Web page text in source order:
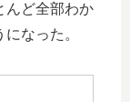
んど全部わか
なった。